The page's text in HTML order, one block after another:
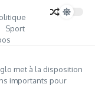
Sport
met à la disposition
importants pour